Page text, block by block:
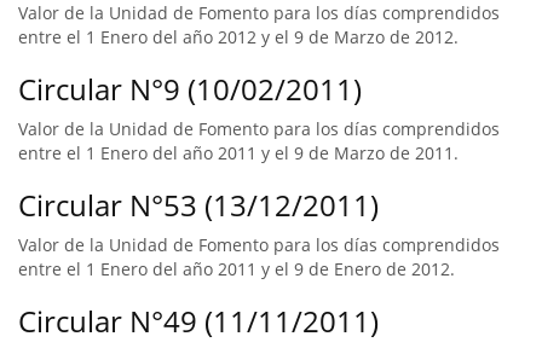
Valor de la Unidad de Fomento para los días comprendidos
entre el 1 Enero del año 2012 y el 9 de Marzo de 2012.
Circular N°9 (10/02/2011)
Valor de la Unidad de Fomento para los días comprendidos
entre el 1 Enero del año 2011 y el 9 de Marzo de 2011.
Circular N°53 (13/12/2011)
Valor de la Unidad de Fomento para los días comprendidos
entre el 1 Enero del año 2011 y el 9 de Enero de 2012.
Circular N°49 (11/11/2011)